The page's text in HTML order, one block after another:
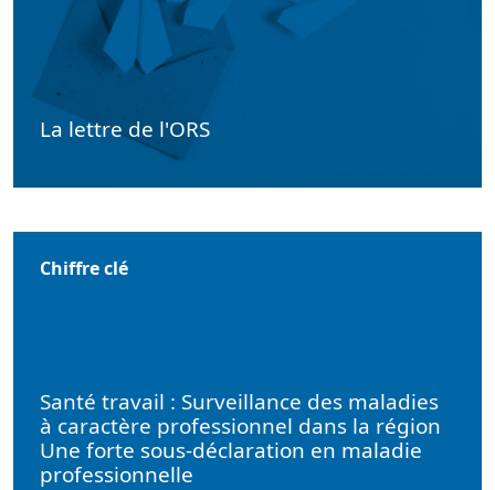
La lettre de l'ORS
Chiffre clé
Santé travail : Surveillance des maladies
à caractère professionnel dans la région
Une forte sous-déclaration en maladie
professionnelle